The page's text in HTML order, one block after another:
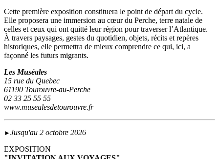
Cette première exposition constituera le point de départ du cycle.
Elle proposera une immersion au cœur du Perche, terre natale de
celles et ceux qui ont quitté leur région pour traverser l’Atlantique.
À travers paysages, gestes du quotidien, objets, récits et repères
historiques, elle permettra de mieux comprendre ce qui, ici, a
façonné les futurs migrants.
Les Muséales
15 rue du Quebec
61190 Tourouvre-au-Perche
02 33 25 55 55
www.musealesdetourouvre.fr
► Jusqu'au 2 octobre 2026
EXPOSITION